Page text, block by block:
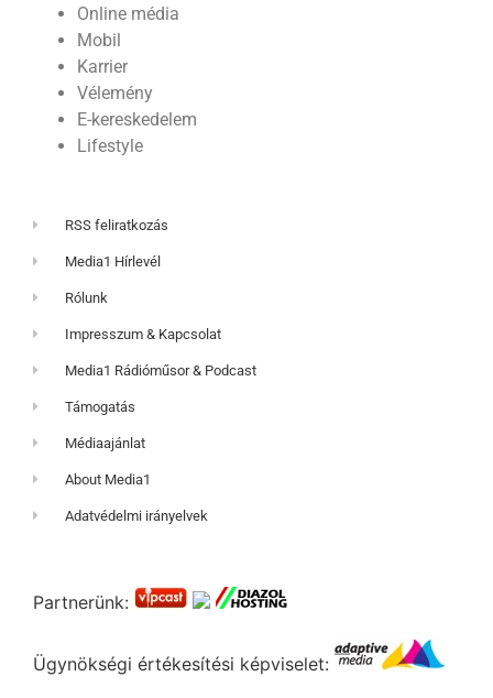
Online média
Mobil
Karrier
Vélemény
E-kereskedelem
Lifestyle
RSS feliratkozás
Media1 Hírlevél
Rólunk
Impresszum & Kapcsolat
Media1 Rádióműsor & Podcast
Támogatás
Médiaajánlat
About Media1
Adatvédelmi irányelvek
Partnerünk:
Ügynökségi értékesítési képviselet: